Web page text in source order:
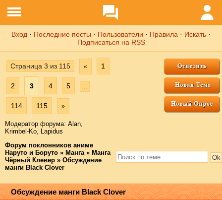
Вход · Последние посты · Пользователи · Правила · Искать ·
Подписаться на RSS
Страница 3 из 115 « 1
2 3 4 5 …
114 115 »
Модератор форума: Аlаn,
Krimbel-Ko, Lapidus
Форум поклонников аниме
Наруто и Боруто » Манга » Манга
Чёрный Клевер » Обсуждение
манги Black Clover
Обсуждение манги Black Clover